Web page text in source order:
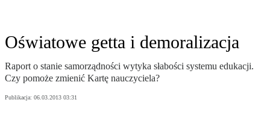
Oświatowe getta i demoralizacja
Raport o stanie samorządności wytyka słabości systemu edukacji.
Czy pomoże zmienić Kartę nauczyciela?
Publikacja: 06.03.2013 03:31